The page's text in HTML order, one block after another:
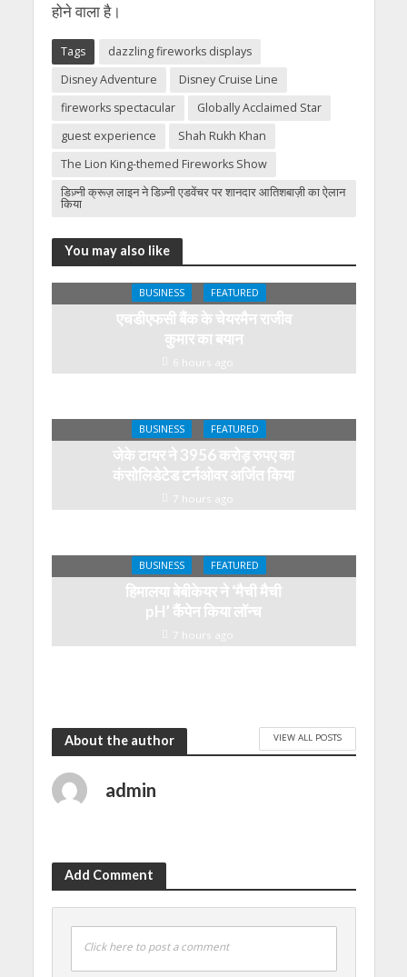
होने वाला है।
Tags
dazzling fireworks displays
Disney Adventure
Disney Cruise Line
fireworks spectacular
Globally Acclaimed Star
guest experience
Shah Rukh Khan
The Lion King-themed Fireworks Show
डिज़्नी क्रूज़ लाइन ने डिज़्नी एडवेंचर पर शानदार आतिशबाज़ी का ऐलान
किया
You may also like
BUSINESS FEATURED
एचडीएफसी बैंक के चेयरमैन राजीव
कुमार का बयान
6 hours ago
BUSINESS FEATURED
जेके टायर ने 3956 करोड़ रुपए का
कंसोलिडेटेड टर्नओवर अर्जित किया
7 hours ago
BUSINESS FEATURED
हिमालया बेबीकेयर ने ‘मैची मैची
pH’ कैंपेन किया लॉन्च
7 hours ago
About the author VIEW ALL POSTS
admin
Add Comment
Click here to post a comment